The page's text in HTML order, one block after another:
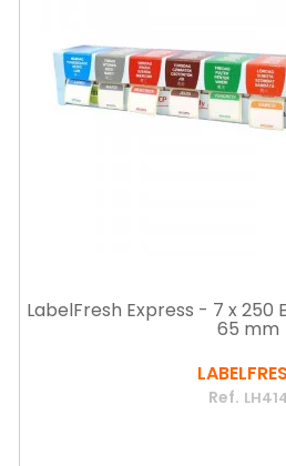
LabelFresh Express - 7 x 250
65 mm
Ref.